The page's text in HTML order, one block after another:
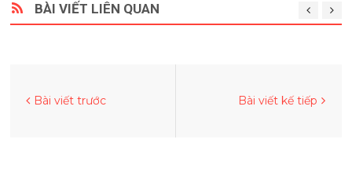
BÀI VIẾT LIÊN QUAN
Bài viết kế tiếp
Bài viết trước